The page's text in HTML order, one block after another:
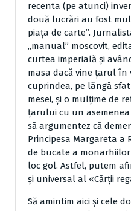
recenta (pe atunci)
două lucrări au fost
piaţa de carte”.
„manual” moscovit,
curtea imperială şi
masa dacă vine ţarul în
cuprindea, pe lângă
mesei, şi o mulţime de
ţarului cu un
să argumentez că
Principesa Margareta a
de bucate a
loc gol. Astfel, putem
şi universal al «Cărţii
Să amintim aici şi cele